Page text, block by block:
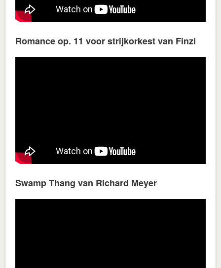
Romance op. 11 voor strijkorkest van Finzi
Swamp Thang van Richard Meyer